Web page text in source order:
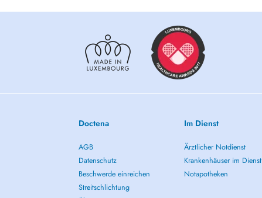
Doctena
AGB
Datenschutz
Beschwerde einreichen
Streitschlichtung
Im Dienst
Ärztlicher Notdienst
Krankenhäuser im Dienst
Notapotheken